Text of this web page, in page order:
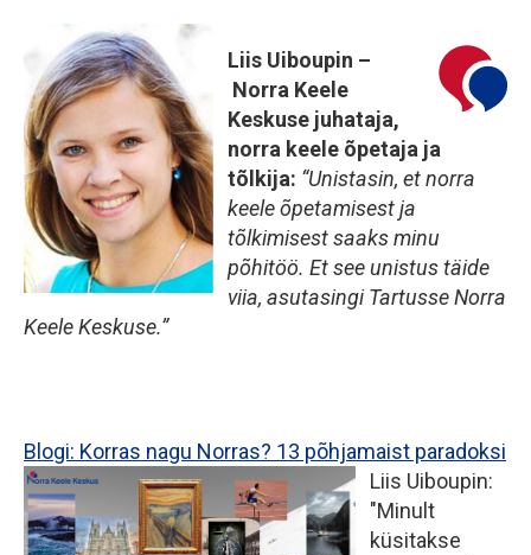
Liis Uiboupin –
Norra Keele
Keskuse juhataja,
norra keele õpetaja ja
tõlkija: “Unistasin, et norra
keele õpetamisest ja
tõlkimisest saaks minu
põhitöö. Et see unistus täide
viia, asutasingi Tartusse Norra
Keele Keskuse.”
Blogi: Korras nagu Norras? 13 põhjamaist paradoksi
Liis Uiboupin:
"Minult
küsitakse